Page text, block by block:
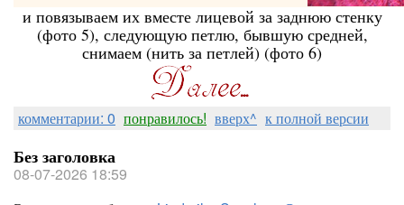
и повязываем их вместе лицевой за заднюю стенку
(фото 5), следующую петлю, бывшую средней,
снимаем (нить за петлей) (фото 6)
комментарии: 0 понравилось! вверх^ к полной версии
Без заголовка
08-07-2026 18:59